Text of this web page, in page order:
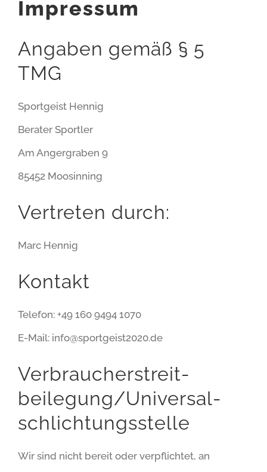
Impressum
Angaben gemäß § 5
TMG
Sportgeist Hennig
Berater Sportler
Am Angergraben 9
85452 Moosinning
Vertreten durch:
Marc Hennig
Kontakt
Telefon: +49 160 9494 1070
E-Mail: info@sportgeist2020.de
Verbraucher­streit­
beilegung/Universal­
schlichtungs­stelle
Wir sind nicht bereit oder verpflichtet, an